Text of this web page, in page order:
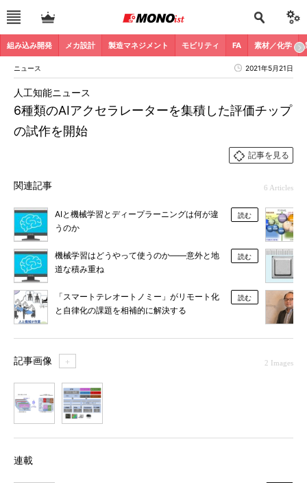
組み込み開発 メカ設計 製造マネジメント モビリティ FA 素材／化学
ニュース 2021年5月21日
6種類のAIアクセラレーターを集積した評価チップ
の試作を開始
人工知能ニュース
記事を見る
関連記事 6 Articles
AIと機械学習とディープラーニングは何が違
うのか
読む
機械学習はどうやって使うのか――意外と地
道な積み重ね
読む
「スマートテレオートノミー」がリモート化
と自律化の課題を相補的に解決する
読む
記事画像 ＋ 2 Images
連載